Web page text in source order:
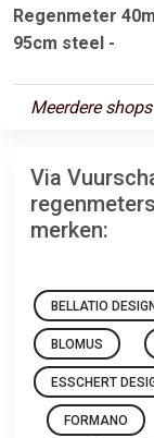
Regenmeter
95cm steel -
Meerdere shops
Via
merken:
BELLATIO
BLOMUS
ESSCHERT
FORMANO